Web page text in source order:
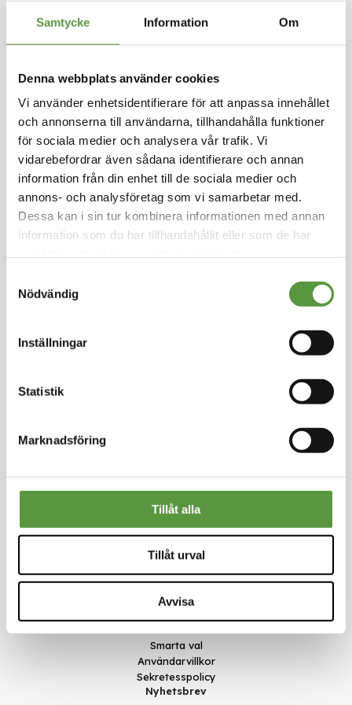
Samtycke Information Om
Denna webbplats använder cookies
Vi använder enhetsidentifierare för att anpassa innehållet
och annonserna till användarna, tillhandahålla funktioner
för sociala medier och analysera vår trafik. Vi
vidarebefordrar även sådana identifierare och annan
information från din enhet till de sociala medier och
annons- och analysföretag som vi samarbetar med.
Dessa kan i sin tur kombinera informationen med annan
information som du har tillhandahållit eller som de har
Nödvändig
Inställningar
Statistik
Marknadsföring
Tillåt alla
Tillåt urval
Avvisa
Stillahavsspätta MSC,
förstekt 70-110g
5kg/kart
Logga in för att handla
Pan, Put frozen product in a pan with pre-heate
d oil and cook for 5-6 minutes at medium fiire. T
urn gently. Others Frying in oil at 180°C for 2-3
Fryst
Helpall - 28st - 140Kg
0 Partier kvar
Hoppa
till
av
bildgalleriet
Nyhetsbrev
Länkar
Om oss
Smarta val
Användarvillkor
Sekretesspolicy
Meal Makers
Kungstorget 1
451 30 Uddevalla
Org.nr. 559173-1277